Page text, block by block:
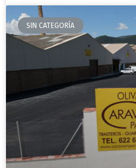
SIN CATEGORÍA